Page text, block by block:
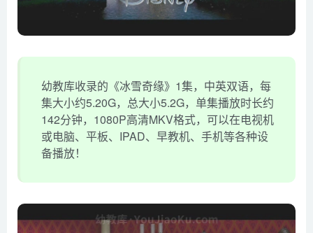
幼教库收录的《冰雪奇缘》1集，中英双语，每
集大小约5.20G，总大小5.2G，单集播放时长约
142分钟，1080P高清MKV格式，可以在电视机
或电脑、平板、IPAD、早教机、手机等各种设
备播放！